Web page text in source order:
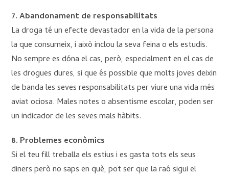
7. Abandonament de responsabilitats
La droga té un efecte devastador en la vida de la persona
la que consumeix, i això inclou la seva feina o els estudis.
No sempre es dóna el cas, però, especialment en el cas de
les drogues dures, si que és possible que molts joves deixin
de banda les seves responsabilitats per viure una vida més
aviat ociosa. Males notes o absentisme escolar, poden ser
un indicador de les seves mals hàbits.
8. Problemes econòmics
Si el teu fill treballa els estius i es gasta tots els seus
diners però no saps en què, pot ser que la raó sigui el